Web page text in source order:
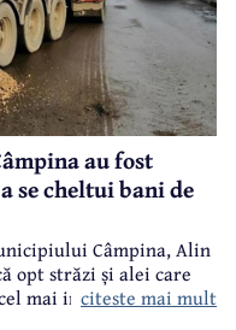
au fost
se cheltui bani de
Câmpina, Alin
opt străzi și alei care
mai important, acest
citeste mai mult